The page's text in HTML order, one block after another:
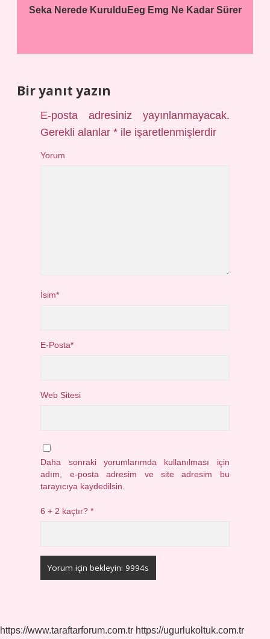
Seka Nerede Kuruldu Eeg Emg Ne Kadar Sürer
Bir yanıt yazın
E-posta adresiniz yayınlanmayacak.
Gerekli alanlar* ile işaretlenmişlerdir
Yorum
İsim*
E-Posta*
Web Sitesi
Daha sonraki yorumlarımda kullanılması için
adım, e-posta adresim ve site adresim bu
tarayıcıya kaydedilsin.
6 + 2 kaçtır?*
https://www.taraftarforum.com.tr https://ugurlukoltuk.com.tr